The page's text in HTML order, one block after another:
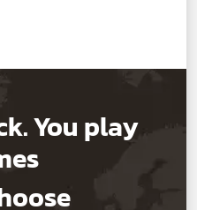
You play